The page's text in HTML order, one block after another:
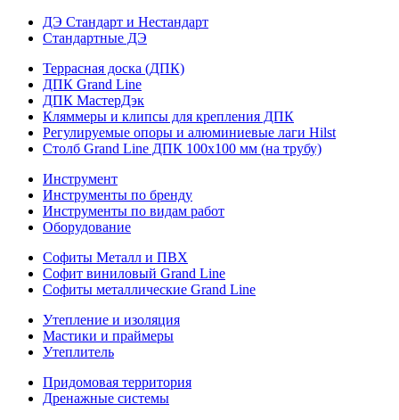
ДЭ Стандарт и Нестандарт
Стандартные ДЭ
Террасная доска (ДПК)
ДПК Grand Line
ДПК МастерДэк
Кляммеры и клипсы для крепления ДПК
Регулируемые опоры и алюминиевые лаги Hilst
Столб Grand Line ДПК 100х100 мм (на трубу)
Инструмент
Инструменты по бренду
Инструменты по видам работ
Оборудование
Софиты Металл и ПВХ
Софит виниловый Grand Line
Софиты металлические Grand Line
Утепление и изоляция
Мастики и праймеры
Утеплитель
Придомовая территория
Дренажные системы